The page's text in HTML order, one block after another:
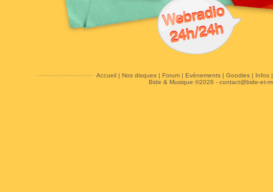
Accueil| Nos disques| Forum| Evénements| Goodies| Infos
Bide & Musique ©2026 - contact@bide-et-